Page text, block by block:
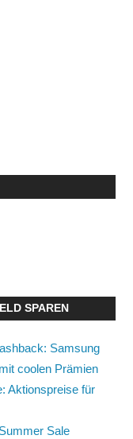
SPAREN
Samsung
coolen Prämien
Aktionspreise für
Sale